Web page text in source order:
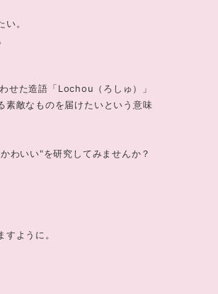
。
せた造語「Lochou（ろしゅ）」
素敵なものを届けたいという意味
わいい"を研究してみませんか？
ように。